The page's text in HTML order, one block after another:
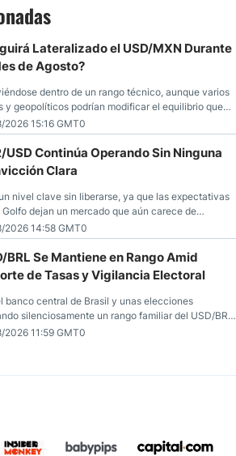
Lateralizado el USD/MXN Durante
de Agosto?
dentro de un rango técnico, aunque varios
y geopolíticos podrían modificar el equilibrio que
las últimas semanas.
2026 15:16 GMT0
USD Continúa Operando Sin Ninguna
Clara
nivel clave sin liberarse, ya que las expectativas
dejan un mercado que aún carece de
2026 14:58 GMT0
BRL Se Mantiene en Rango Amid
de Tasas y Vigilancia Electoral
banco central de Brasil y unas elecciones
silenciosamente un rango familiar del USD/BRL.
parte del banco central de Brasil y unas elecciones
silenciosamente un rango familiar del USD/BRL.
observando a continuación.
2026 11:59 GMT0